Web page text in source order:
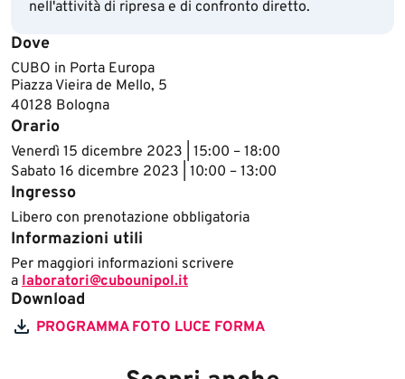
nell'attività di ripresa e di confronto diretto.
Dove
CUBO in Porta Europa
Piazza Vieira de Mello, ​5
40128 Bologna
Orario
Venerdì 15 dicembre 2023 | 15:00 – 18:00
Sabato 16 dicembre 2023 | 10:00 – 13:00
Ingresso
Libero con prenotazione obbligatoria
Informazioni utili
​​Per maggiori informazioni scrivere
a laboratori@cubounipol.it
Download
PROGRAMMA FOTO LUCE FORMA